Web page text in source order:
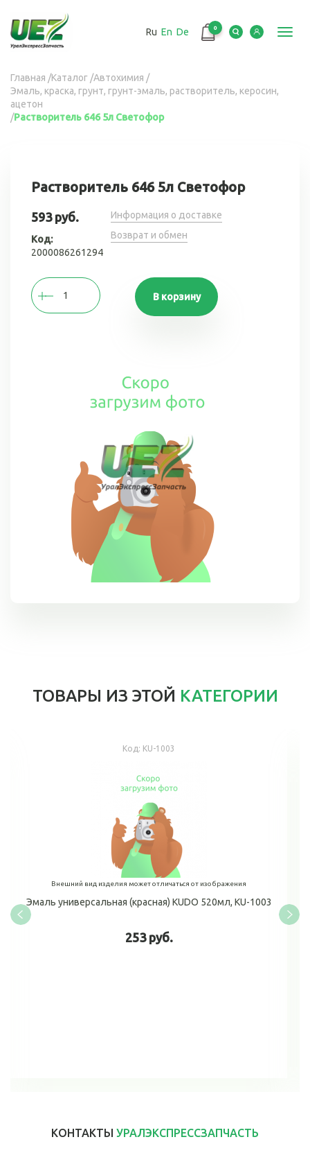
основному
содержанию
Ru En De 0
Вы
здесь
Главная /Каталог /Автохимия /
Эмаль, краска, грунт, грунт-эмаль, растворитель, керосин,
ацетон
/Растворитель 646 5л Светофор
Растворитель 646 5л Светофор
593 руб.
Код:
2000086261294
Информация о доставке
Возврат и обмен
В корзину
ТОВАРЫ ИЗ ЭТОЙ КАТЕГОРИИ
Код: KU-1003
Внешний вид изделия может отличаться от изображения
Эмаль универсальная (красная) KUDO 520мл, KU-1003
253 руб.
КОНТАКТЫ УРАЛЭКСПРЕССЗАПЧАСТЬ